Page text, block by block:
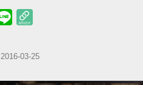
2016-03-25